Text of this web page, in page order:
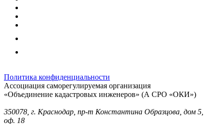
Политика конфиденциальности
Ассоциация саморегулируемая организация
«Объединение кадастровых инженеров» (А СРО «ОКИ»)
350078, г. Краснодар, пр-т Константина Образцова, дом 5,
оф. 18